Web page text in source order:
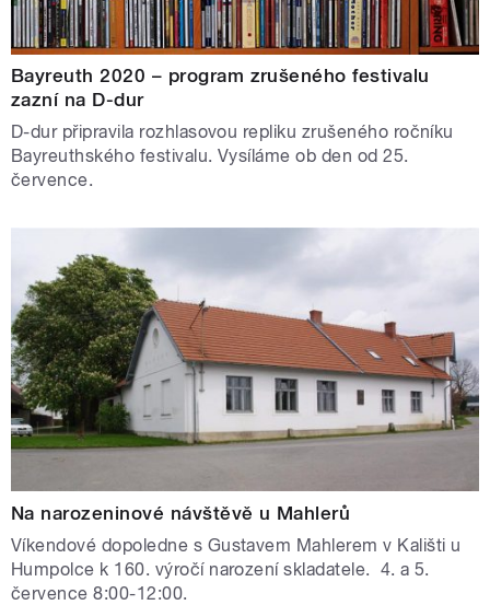
Bayreuth 2020 – program zrušeného festivalu
zazní na D-dur
D-dur připravila rozhlasovou repliku zrušeného ročníku
Bayreuthského festivalu. Vysíláme ob den od 25.
července.
Na narozeninové návštěvě u Mahlerů
Víkendové dopoledne s Gustavem Mahlerem v Kališti u
Humpolce k 160. výročí narození skladatele. 4. a 5.
července 8:00-12:00.